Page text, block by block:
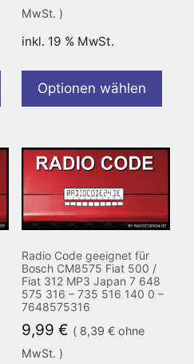
MwSt. )
inkl. 19 % MwSt.
Optionen wählen
Radio Code geeignet für
Bosch CM8575 Fiat 500 /
Fiat 312 MP3 Japan 7 648
575 316 – 735 516 140 0 –
7648575316
9,99 € ( 8,39 €ohne
MwSt. )